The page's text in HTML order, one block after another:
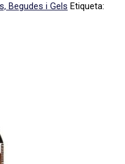
Begudes i Gels Etiqueta: